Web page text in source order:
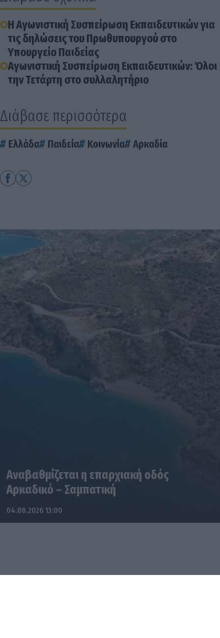
Η Αγωνιστική Συσπείρωση Εκπαιδευτικών για
τις δηλώσεις του Πρωθυπουργού στο
Υπουργείο Παιδείας
Αγωνιστική Συσπείρωση Εκπαιδευτικών: Όλοι
την Τετάρτη στο συλλαλητήριο
Διάβασε περισσότερα
Ελλάδα Παιδεία Κοινωνία Αρκαδία
Αναβαθμίζεται η επαρχιακή οδός
Αρκαδικό – Σαμπατική
04.08.2026 13:00